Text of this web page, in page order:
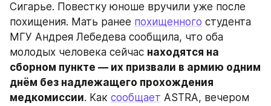
Сигарье. Повестку юноше вручили уже после
похищения. Мать ранее похищенного студента
МГУ Андрея Лебедева сообщила, что оба
молодых человека сейчас находятся на
сборном пункте — их призвали в армию одним
днём без надлежащего прохождения
медкомиссии. Как сообщает ASTRA, вечером